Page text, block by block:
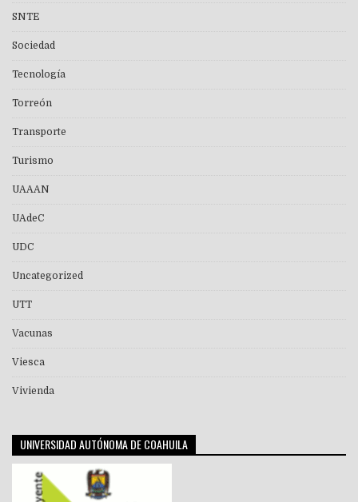
SNTE
Sociedad
Tecnología
Torreón
Transporte
Turismo
UAAAN
UAdeC
UDC
Uncategorized
UTT
Vacunas
Viesca
Vivienda
UNIVERSIDAD AUTÓNOMA DE COAHUILA